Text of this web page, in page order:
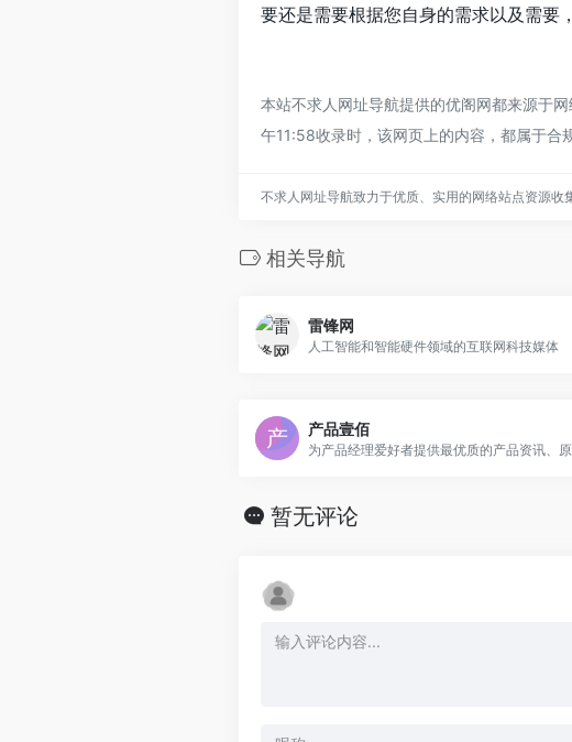
要还是需要根据您自身的需求以及需要
本站不求人网址导航提供的优阁网都来源于
午11:58收录时，该网页上的内容，都属于合
不求人网址导航致力于优质、实用的网络站点资源收
相关导航
雷锋网
人工智能和智能硬件领域的互联网科技媒体
产品壹佰
暂无评论